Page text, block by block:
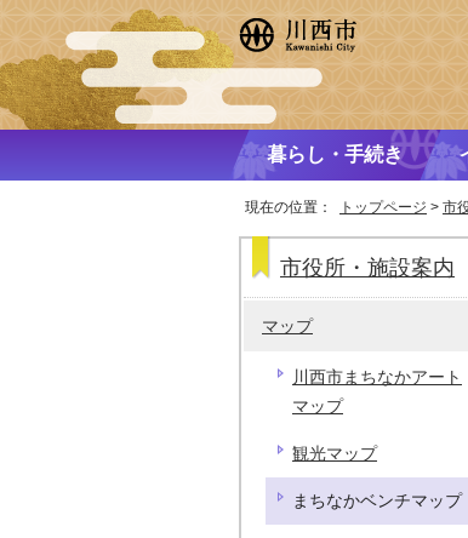
暮らし・手続き
現在の位置： トップページ > 市
市役所・施設案内
マップ
川西市まちなかアート
マップ
観光マップ
まちなかベンチマップ